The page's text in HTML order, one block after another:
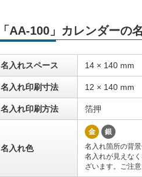
「AA-100」カレンダーの
名入れスペース 14 × 140 mm
名入れ印刷寸法 12 × 140 mm
名入れ印刷方法 箔押
名入れ色
金
銀
名入れ箇所の背景
名入れが見えな
ざいます。ご注意